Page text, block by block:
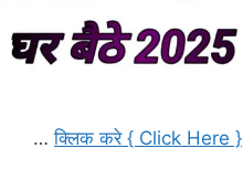
…क्लिक करे { Click Here }